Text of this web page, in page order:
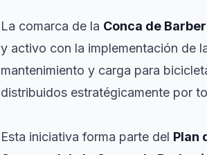
La comarca de la Conca de
y activo con la implementación de
mantenimiento y carga para
distribuidos estratégicamente por
Esta iniciativa forma parte del Plan